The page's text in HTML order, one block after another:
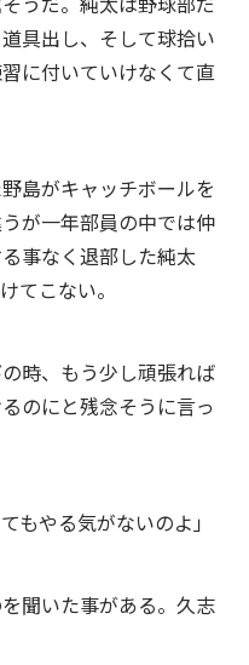
具出し、そして球拾い
に付いていけなくて直
島がキャッチボールを
が一年部員の中では仲
事なく退部した純太
てこない。
時、もう少し頑張れば
のにと残念そうに言っ
もやる気がないのよ」
聞いた事がある。久志